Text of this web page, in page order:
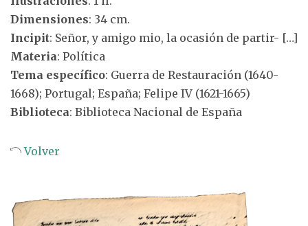
Dimensiones: 34 cm.
Incipit: Señor, y amigo mio, la ocasión de partir- […]
Materia: Política
Tema específico: Guerra de Restauración (1640-
1668); Portugal; España; Felipe IV (1621-1665)
Biblioteca: Biblioteca Nacional de España
Volver